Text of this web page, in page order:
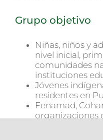
Grupo objetivo
Niñas, niños y
nivel inicial,
comunidades
instituciones
Jóvenes
residentes en
Fenamad,
organizaciones